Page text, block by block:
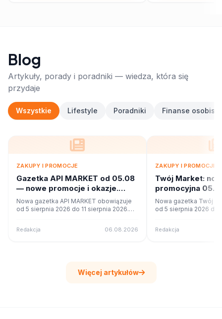
Blog
Artykuły, porady i poradniki — wiedza, która się
przydaje
Wszystkie Lifestyle Poradniki Finanse osobiste
ZAKUPY I PROMOCJE
Gazetka API MARKET od 05.08
— nowe promocje i okazje.
Sprawdź
Nowa gazetka API MARKET obowiązuje
od 5 sierpnia 2026 do 11 sierpnia 2026.
Redakcja 06.08.2026
ZAKUPY I PROMOCJE
Twój Market:
promocyjna
Co w ofercie?
Nowa gazetka Twój
od 5 sierpnia 2026 do
Redakcja
Więcej artykułów